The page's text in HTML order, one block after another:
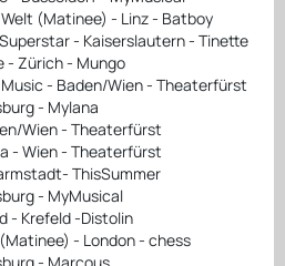
(Matinee) - Linz - Batboy
- Kaiserslautern - Tinette
- Zürich - Mungo
- Baden/Wien - Theaterfürst
- Mylana
Wien - Theaterfürst
- Wien - Theaterfürst
ThisSummer
- MyMusical
- Krefeld -Distolin
- London - chess
- Marcous